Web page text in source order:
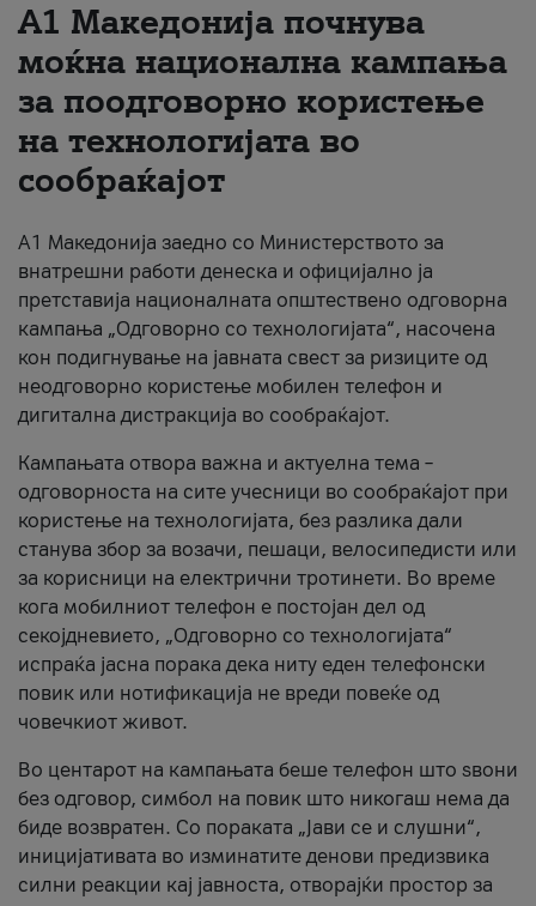
#ПодобарОнлајн
A1 Македонија почнува
моќна национална кампања
за поодговорно користење
на технологијата во
сообраќајот
A1 Македонија заедно со Министерството за
внатрешни работи денеска и официјално ја
претставија националната општествено одговорна
кампања „Одговорно со технологијата“, насочена
кон подигнување на јавната свест за ризиците од
неодговорно користење мобилен телефон и
дигитална дистракција во сообраќајот.
Кампањата отвора важна и актуелна тема –
одговорноста на сите учесници во сообраќајот при
користење на технологијата, без разлика дали
станува збор за возачи, пешаци, велосипедисти или
за корисници на електрични тротинети. Во време
кога мобилниот телефон е постојан дел од
секојдневието, „Одговорно со технологијата“
испраќа јасна порака дека ниту еден телефонски
повик или нотификација не вреди повеќе од
човечкиот живот.
Во центарот на кампањата беше телефон што ѕвони
без одговор, симбол на повик што никогаш нема да
биде возвратен. Со пораката „Јави се и слушни“,
иницијативата во изминатите денови предизвика
силни реакции кај јавноста, отворајќи простор за